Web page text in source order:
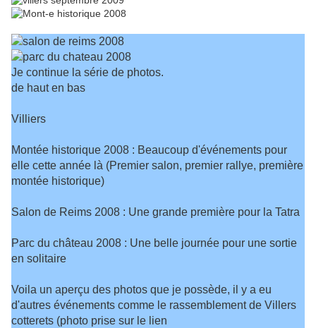
Je continue la série de photos.
de haut en bas
Villiers
Montée historique 2008 : Beaucoup d'événements pour
elle cette année là (Premier salon, premier rallye, première
montée historique)
Salon de Reims 2008 : Une grande première pour la Tatra
Parc du château 2008 : Une belle journée pour une sortie
en solitaire
Voila un aperçu des photos que je possède, il y a eu
d'autres événements comme le rassemblement de Villers
cotterets (photo prise sur le lien